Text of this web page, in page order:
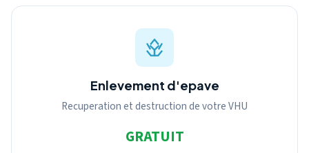
Enlevement d'epave
Recuperation et destruction de votre VHU
GRATUIT